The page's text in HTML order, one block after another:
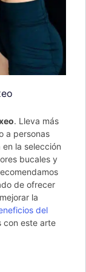
. Lleva más
a personas
la selección
bucales y
de ofrecer
la
del
con este arte